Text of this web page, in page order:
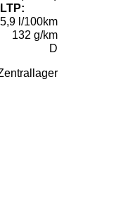
5,9 l/100km
132 g/km
D